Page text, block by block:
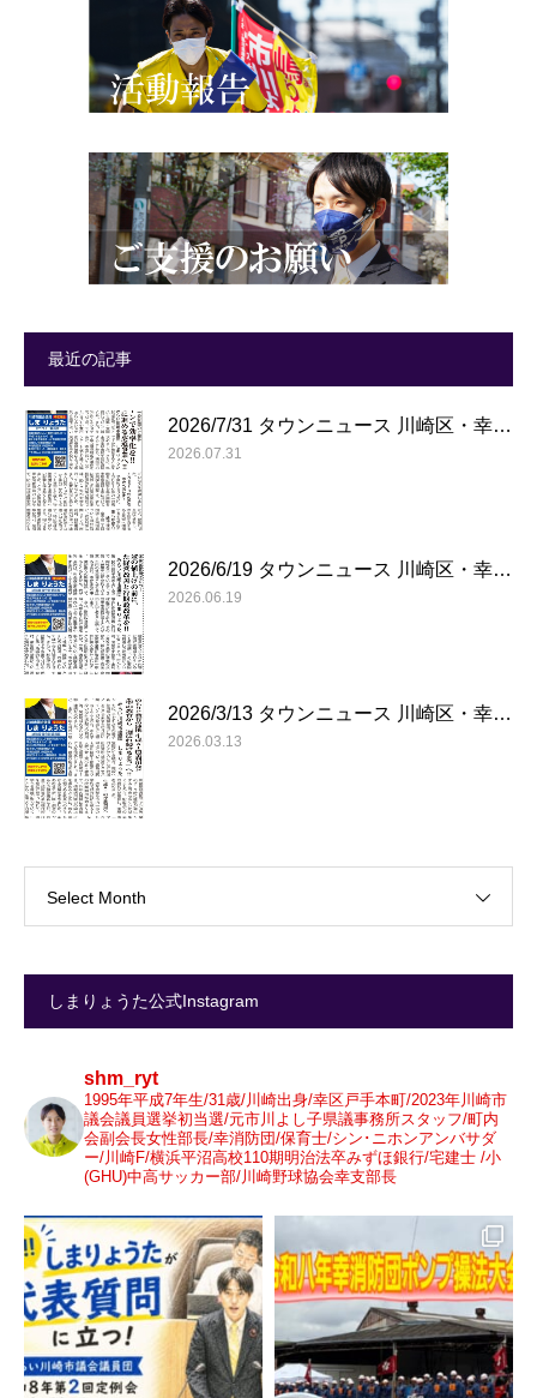
最近の記事
2026/7/31 タウンニュース 川崎区・幸…
2026.07.31
2026/6/19 タウンニュース 川崎区・幸…
2026.06.19
2026/3/13 タウンニュース 川崎区・幸…
2026.03.13
Select Month
しまりょうた公式Instagram
shm_ryt
1995年平成7年生/31歳/川崎出身/幸区戸手本町/2023年川崎市
議会議員選挙初当選/元市川よし子県議事務所スタッフ/町内
会副会長女性部長/幸消防団/保育士/シン･ニホンアンバサダ
ー/川崎F/横浜平沼高校110期明治法卒みずほ銀行/宅建士 /小
(GHU)中高サッカー部/川崎野球協会幸支部長